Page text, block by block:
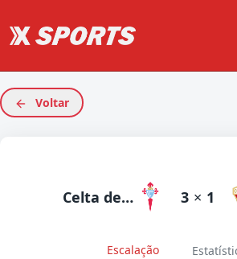
Voltar
Celta de Vigo 3 × 1
Escalação